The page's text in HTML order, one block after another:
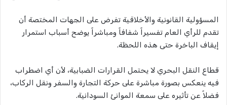
المسؤولية القانونية والأخلاقية تفرض على الجهات المختصة أن
تقدم للرأي العام تفسيراً شفافاً ومباشراً يوضح أسباب استمرار
إيقاف الباخرة حتى هذه اللحظة.
قطاع النقل البحري لا يحتمل القرارات الضبابية، لأن أي اضطراب
فيه ينعكس بصورة مباشرة على حركة التجارة والسفر ونقل الركاب،
فضلاً عن تأثيره على سمعة الموانئ السودانية.